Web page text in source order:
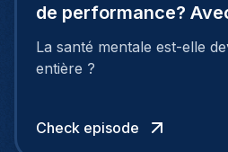
de performance?
Wuillaume
La santé mentale est-elle
entière ?
Check episode